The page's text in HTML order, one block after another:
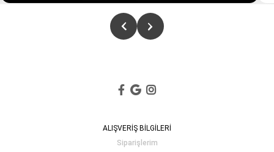
ALIŞVERİŞ BİLGİLERİ
Siparişlerim